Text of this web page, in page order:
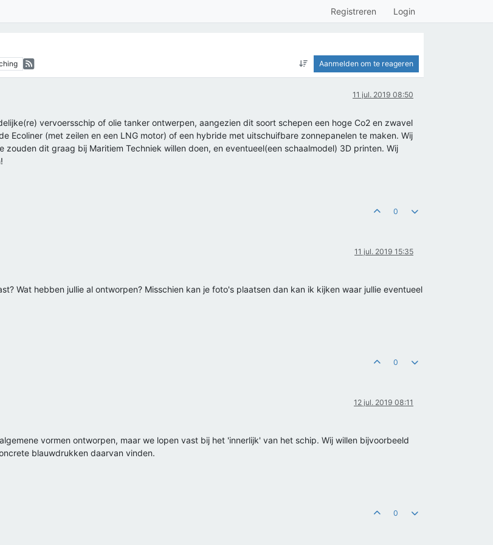
Registreren Login
Aanmelden om te reageren
11 jul. 2019 08:50
vervoersschip of olie tanker ontwerpen, aangezien dit soort schepen een hoge Co2 en zwavel
Ecoliner (met zeilen en een LNG motor) of een hybride met uitschuifbare zonnepanelen te maken. Wij
dit graag bij Maritiem Techniek willen doen, en eventueel(een schaalmodel) 3D printen. Wij
0
11 jul. 2019 15:35
Wat hebben jullie al ontworpen? Misschien kan je foto's plaatsen dan kan ik kijken waar jullie eventueel
0
12 jul. 2019 08:11
vormen ontworpen, maar we lopen vast bij het 'innerlijk' van het schip. Wij willen bijvoorbeeld
blauwdrukken daarvan vinden.
0